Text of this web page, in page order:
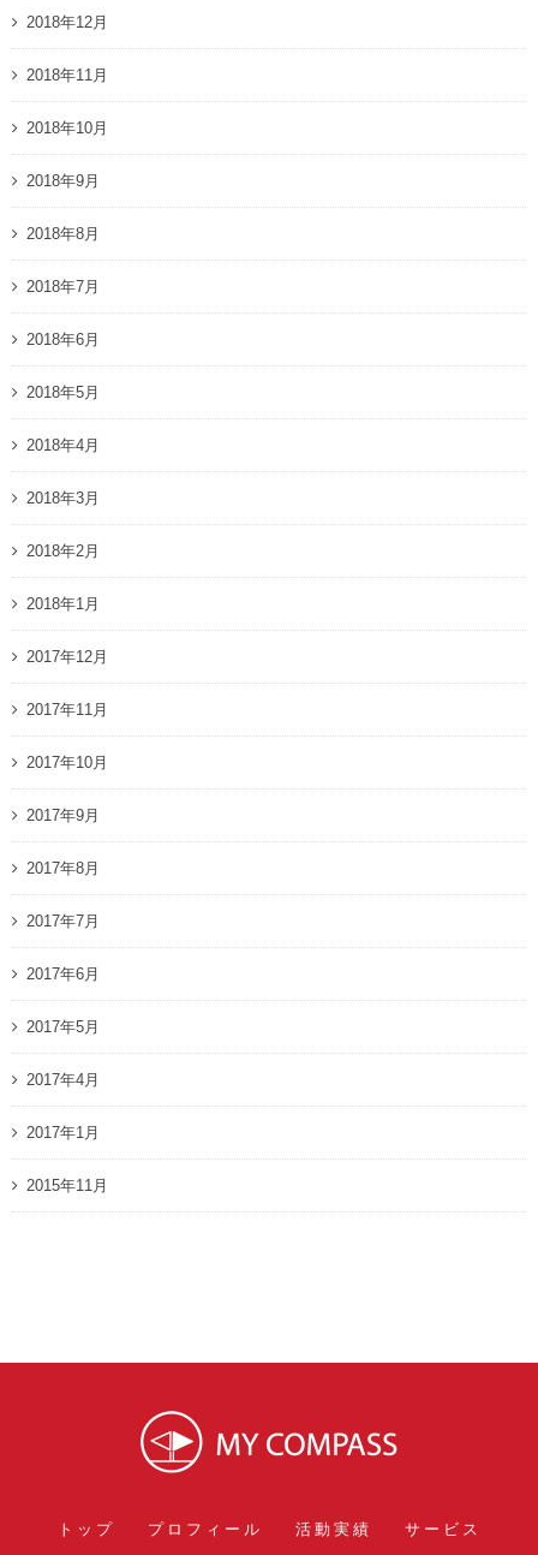
2018年12月
2018年11月
2018年10月
2018年9月
2018年8月
2018年7月
2018年6月
2018年5月
2018年4月
2018年3月
2018年2月
2018年1月
2017年12月
2017年11月
2017年10月
2017年9月
2017年8月
2017年7月
2017年6月
2017年5月
2017年4月
2017年1月
2015年11月
トップ プロフィール 活動実績 サービス